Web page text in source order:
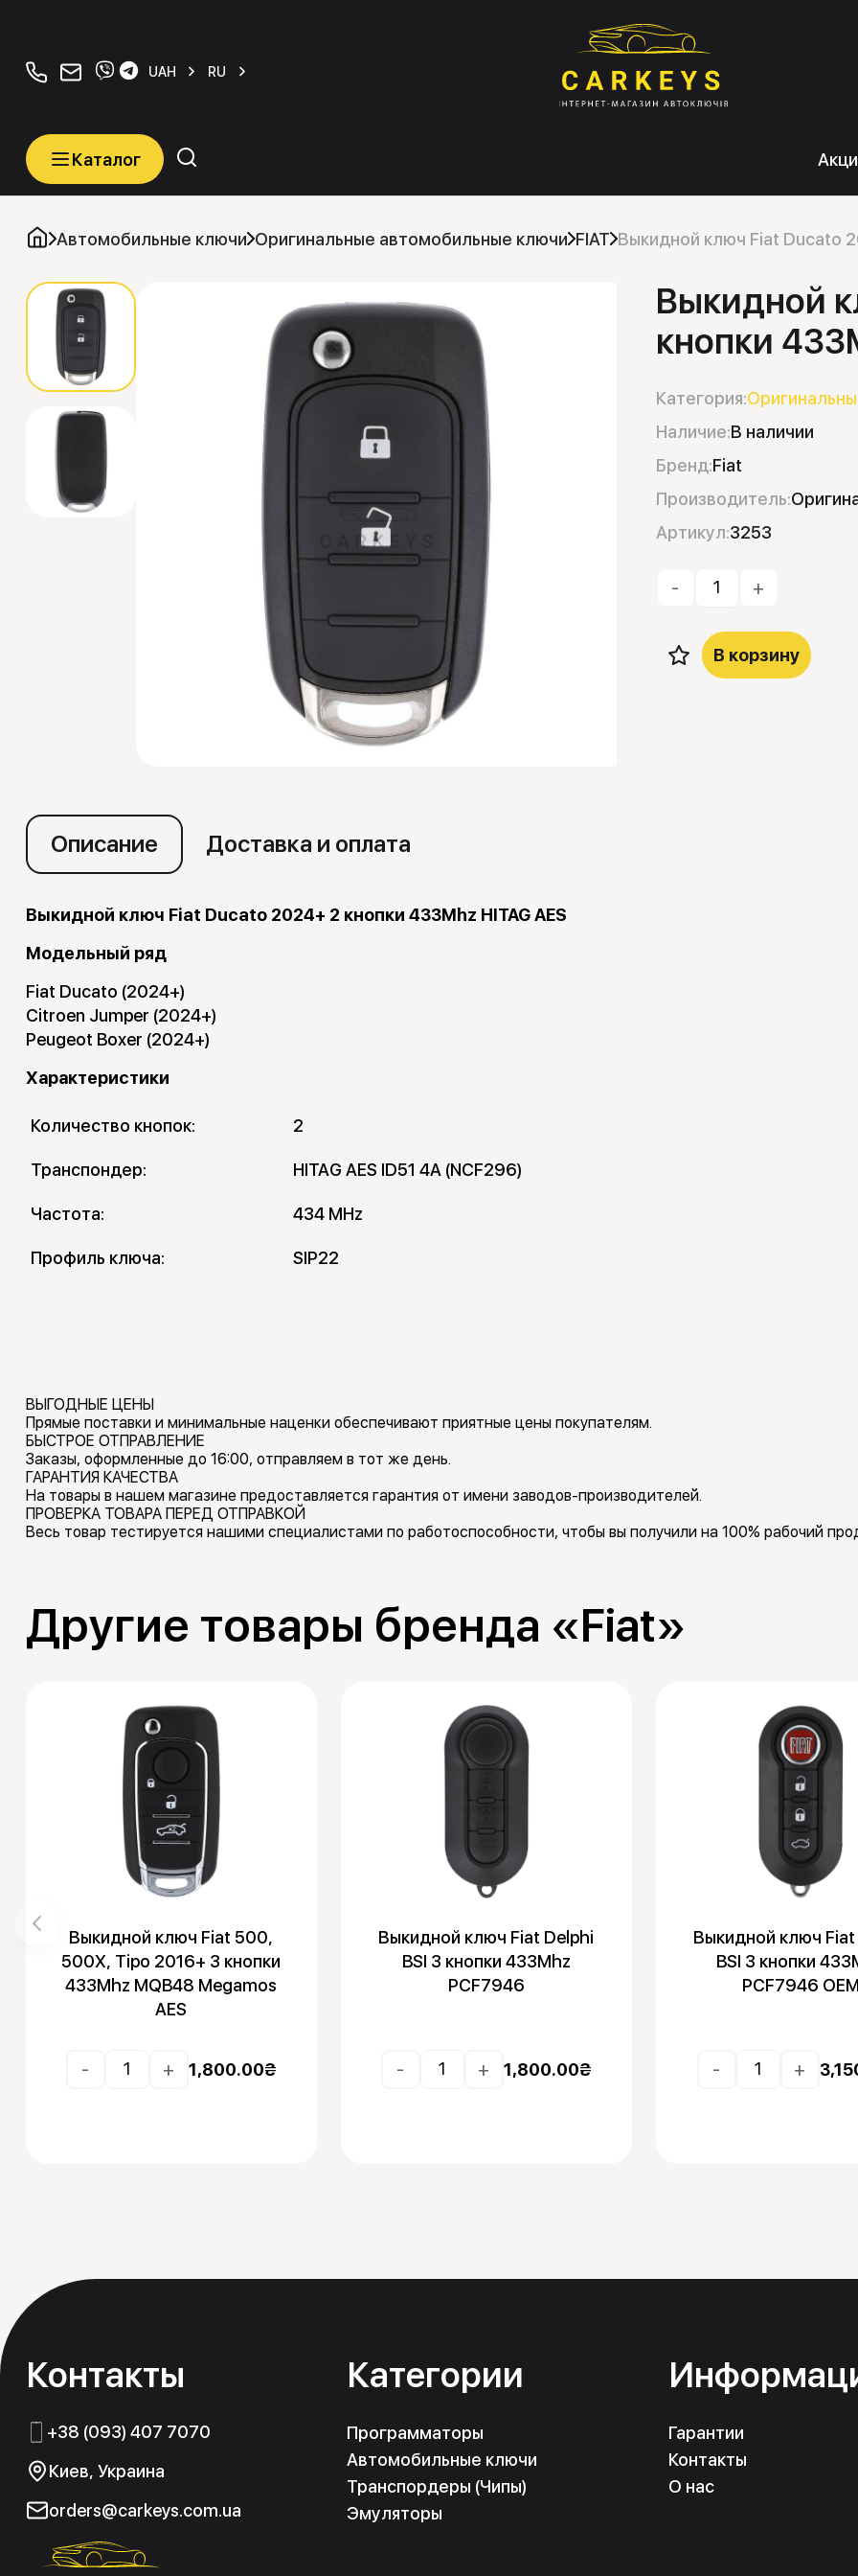
+380934077070
orders@carkeys.com.ua
UAH RU
Каталог
Каталог
Категории
Автомобильные ключи
Транспордеры (Чипы)
Программаторы
Эмуляторы
Автомобильные ключи Оригинальные автомобильные ключи FIAT Выкидной ключ Fiat Ducato
Выкидной
кнопки
Категория:
Наличие:В наличии
Бренд:Fiat
Производитель:
Артикул:3253
- +
В корзину
Описание Доставка и оплата
Выкидной ключ Fiat Ducato 2024+ 2 кнопки 433Mhz HITAG AES
Модельный ряд
Fiat Ducato (2024+)
Citroen Jumper (2024+)
Peugeot Boxer (2024+)
Характеристики
Количество кнопок: 2
Транспондер: HITAG AES ID51 4A (NCF296)
Частота: 434 MHz
Профиль ключа: SIP22
ВЫГОДНЫЕ ЦЕНЫ
Прямые поставки и минимальные наценки обеспечивают приятные цены покупателям.
БЫСТРОЕ ОТПРАВЛЕНИЕ
Заказы, оформленные до 16:00, отправляем в тот же день.
ГАРАНТИЯ КАЧЕСТВА
На товары в нашем магазине предоставляется гарантия от имени заводов-производителей.
ПРОВЕРКА ТОВАРА ПЕРЕД ОТПРАВКОЙ
Весь товар тестируется нашими специалистами по работоспособности, чтобы вы получили на 100% рабочий
Другие товары бренда «Fiat»
Выкидной ключ Fiat 500,
500X, Tipo 2016+ 3 кнопки
433Mhz MQB48 Megamos
AES
- + 1,800.00₴
Выкидной ключ Fiat Delphi
BSI 3 кнопки 433Mhz
PCF7946
- + 1,800.00₴
Выкидной ключ Fiat
BSI 3 кнопки
PCF7946
- +
Контакты
+38 (093) 407 7070
Киев, Украина
orders@carkeys.com.ua
Категории
Программаторы
Автомобильные ключи
Транспордеры (Чипы)
Эмуляторы
Гарантии
Контакты
О нас